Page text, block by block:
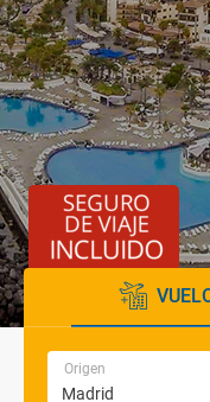
Origen